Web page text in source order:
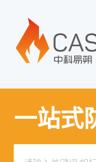
一站式